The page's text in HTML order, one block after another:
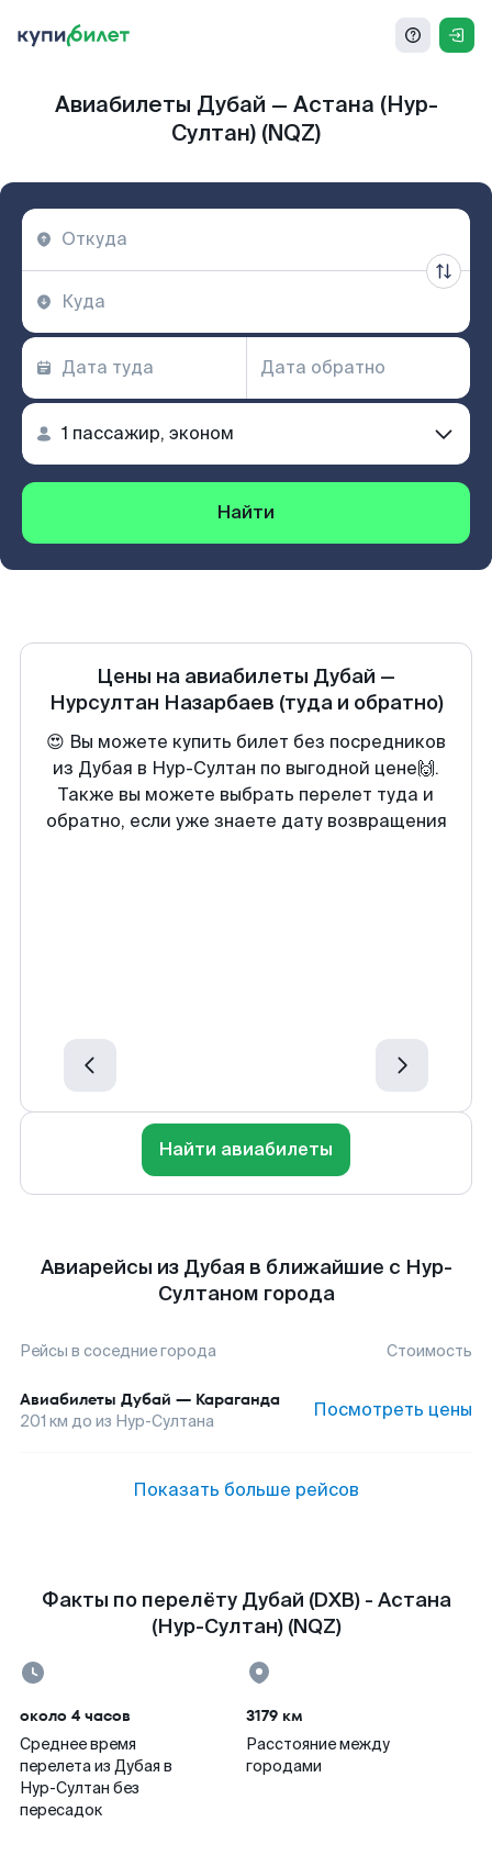
Авиабилеты Дубай — Астана (Нур-
Султан) (NQZ)
Найти
Цены на авиабилеты Дубай —
Нурсултан Назарбаев (туда и обратно)
😍 Вы можете купить билет без посредников
из Дубая в Нур-Султан по выгодной цене🙌.
Также вы можете выбрать перелет туда и
обратно, если уже знаете дату возвращения
Найти авиабилеты
Авиарейсы из Дубая в ближайшие с Нур-
Султаном города
Рейсы в соседние города Стоимость
Авиабилеты Дубай — Караганда
201 км до из Нур-Султана Посмотреть цены
Показать больше рейсов
Факты по перелёту Дубай (DXB) - Астана
(Нур-Султан) (NQZ)
около 4 часов
Среднее время
перелета из Дубая в
Нур-Султан без
пересадок
3179 км
Расстояние между
городами